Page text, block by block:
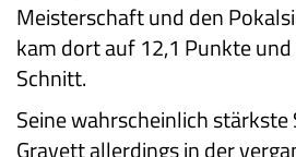
Meisterschaft und den
kam dort auf 12,1 Punkte und
Schnitt.
Seine wahrscheinlich stärkste
Gravett allerdings in der